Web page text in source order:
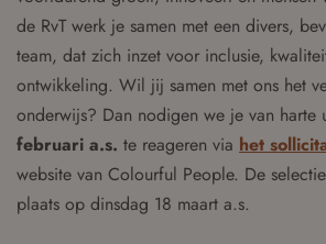
de RvT werk je samen met een divers,
team, dat zich inzet voor inclusie,
ontwikkeling. Wil jij samen met ons het
onderwijs? Dan nodigen we je van harte
februari a.s. te reageren via het
website van Colourful People. De
plaats op dinsdag 18 maart a.s.